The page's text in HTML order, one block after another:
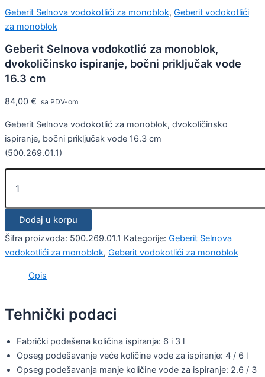
Geberit Selnova vodokotlići za monoblok, Geberit vodokotlići
za monoblok
Geberit Selnova vodokotlić za monoblok,
dvokoličinsko ispiranje, bočni priključak vode
16.3 cm
84,00 € sa PDV-om
Geberit Selnova vodokotlić za monoblok, dvokoličinsko
ispiranje, bočni priključak vode 16.3 cm
(500.269.01.1)
Dodaj u korpu
Šifra proizvoda: 500.269.01.1 Kategorije: Geberit Selnova
vodokotlići za monoblok, Geberit vodokotlići za monoblok
Opis
Tehnički podaci
Fabrički podešena količina ispiranja: 6 i 3 l
Opseg podešavanje veće količine vode za ispiranje: 4 / 6 l
Opseg podešavanja manje količine vode za ispiranje: 2.6 / 3